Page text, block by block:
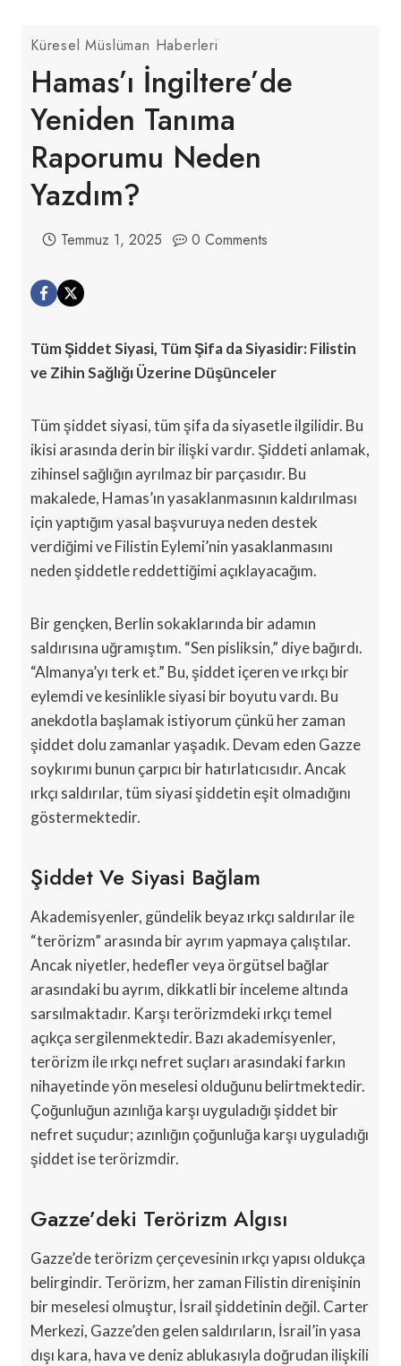
Küresel Müslüman Haberleri
Hamas’ı İngiltere’de
Yeniden Tanıma
Raporumu Neden
Yazdım?
Temmuz 1, 2025 0 Comments
Tüm Şiddet Siyasi, Tüm Şifa da Siyasidir: Filistin
ve Zihin Sağlığı Üzerine Düşünceler
Tüm şiddet siyasi, tüm şifa da siyasetle ilgilidir. Bu
ikisi arasında derin bir ilişki vardır. Şiddeti anlamak,
zihinsel sağlığın ayrılmaz bir parçasıdır. Bu
makalede, Hamas’ın yasaklanmasının kaldırılması
için yaptığım yasal başvuruya neden destek
verdiğimi ve Filistin Eylemi’nin yasaklanmasını
neden şiddetle reddettiğimi açıklayacağım.
Bir gençken, Berlin sokaklarında bir adamın
saldırısına uğramıştım. “Sen pisliksin,” diye bağırdı.
“Almanya’yı terk et.” Bu, şiddet içeren ve ırkçı bir
eylemdi ve kesinlikle siyasi bir boyutu vardı. Bu
anekdotla başlamak istiyorum çünkü her zaman
şiddet dolu zamanlar yaşadık. Devam eden Gazze
soykırımı bunun çarpıcı bir hatırlatıcısıdır. Ancak
ırkçı saldırılar, tüm siyasi şiddetin eşit olmadığını
göstermektedir.
Şiddet Ve Siyasi Bağlam
Akademisyenler, gündelik beyaz ırkçı saldırılar ile
“terörizm” arasında bir ayrım yapmaya çalıştılar.
Ancak niyetler, hedefler veya örgütsel bağlar
arasındaki bu ayrım, dikkatli bir inceleme altında
sarsılmaktadır. Karşı terörizmdeki ırkçı temel
açıkça sergilenmektedir. Bazı akademisyenler,
terörizm ile ırkçı nefret suçları arasındaki farkın
nihayetinde yön meselesi olduğunu belirtmektedir.
Çoğunluğun azınlığa karşı uyguladığı şiddet bir
nefret suçudur; azınlığın çoğunluğa karşı uyguladığı
şiddet ise terörizmdir.
Gazze’deki Terörizm Algısı
Gazze’de terörizm çerçevesinin ırkçı yapısı oldukça
belirgindir. Terörizm, her zaman Filistin direnişinin
bir meselesi olmuştur, İsrail şiddetinin değil. Carter
Merkezi, Gazze’den gelen saldırıların, İsrail’in yasa
dışı kara, hava ve deniz ablukasıyla doğrudan ilişkili